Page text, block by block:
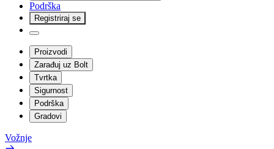
Podrška
Registriraj se
Proizvodi
Zarađuj uz Bolt
Tvrtka
Sigurnost
Podrška
Gradovi
Vožnje